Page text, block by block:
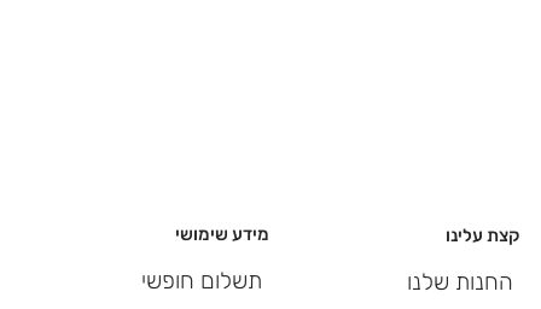
מידע שימושי
תשלום חופשי
קצת עלינו
החנות שלנו